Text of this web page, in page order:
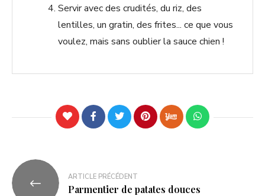
Servir avec des crudités, du riz, des
lentilles, un gratin, des frites... ce que vous
voulez, mais sans oublier la sauce chien !
ARTICLE PRÉCÉDENT
Parmentier de patates douces